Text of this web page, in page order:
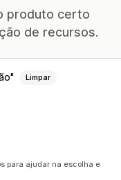
produto certo
de recursos.
Limpar
para ajudar na escolha e